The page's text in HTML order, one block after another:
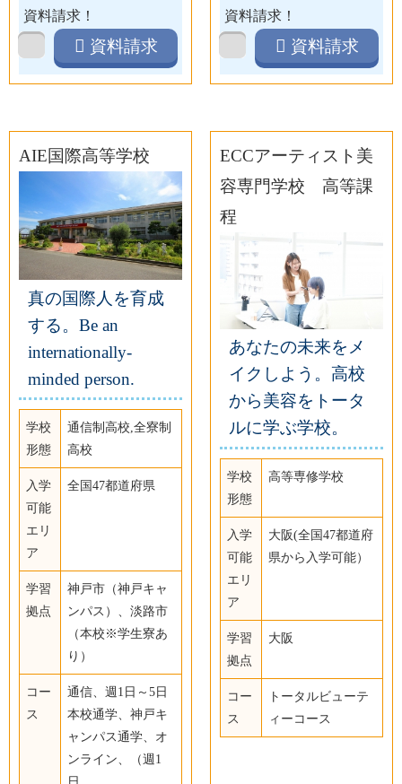
資料請求！
資料請求
資料請求！
資料請求
AIE国際高等学校
真の国際人を育成
する。Be an
internationally-
minded person.
学校
形態
通信制高校,全寮制
高校
入学
可能
エリ
ア
全国47都道府県
学習
拠点
神戸市（神戸キャ
ンパス）、淡路市
（本校※学生寮あ
り）
コー
ス
通信、週1日～5日
本校通学、神戸キ
ャンパス通学、オ
ンライン、（週1
ECCアーティスト美
容専門学校 高等課
程
あなたの未来をメ
イクしよう。高校
から美容をトータ
ルに学ぶ学校。
学校
形態
高等専修学校
入学
可能
エリ
ア
大阪(全国47都道府
県から入学可能）
学習
拠点
大阪
コー
ス
トータルビューテ
ィーコース